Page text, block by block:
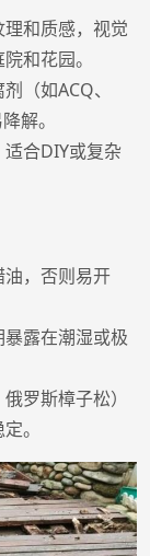
和质感，视觉
和花园。
（如ACQ、
解。
合DIY或复杂
，否则易开
露在潮湿或极
罗斯樟子松）
。